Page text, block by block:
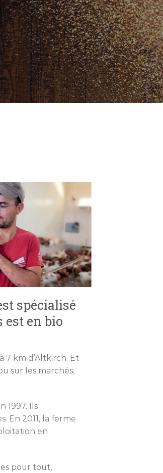
spécialisé
est en bio
7 km d’Altkirch. Et
sur les marchés,
1997. Ils
En 2011, la ferme
en
pour tout,